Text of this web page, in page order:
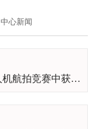
中心新闻
新闻传播学院在第九届 “科德杯” 无人机航拍竞赛中获二等奖和最佳组织奖